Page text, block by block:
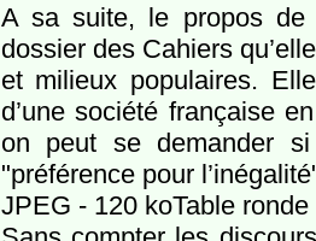
A sa suite, le propos de
dossier des Cahiers
et milieux populaires.
d’une société française
on peut se demander
"préférence pour
JPEG - 120 koTable ronde